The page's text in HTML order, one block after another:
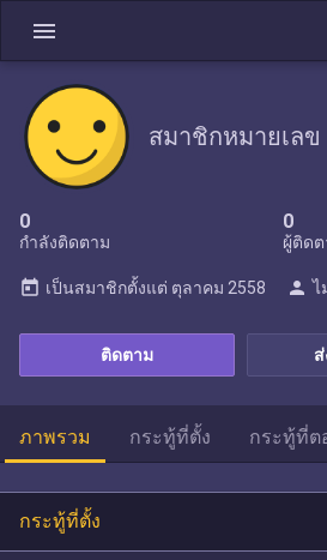
menu
สมาชิกหมายเลข
0
กำลังติดตาม
0
ผู้ติดต
ติดตาม
today เป็นสมาชิกตั้งแต่ ตุลาคม 2558 person ไ
ภาพรวม กระทู้ที่ตั้ง กระทู้ที่ต
กระทู้ที่ตั้ง